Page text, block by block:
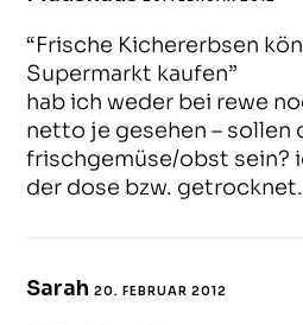
“Frische Kichererbsen
Supermarkt kaufen”
hab ich weder bei rewe
netto je gesehen – sollen
frischgemüse/obst sein?
der dose bzw. getrocknet.
Sarah20. FEBRUAR 2012